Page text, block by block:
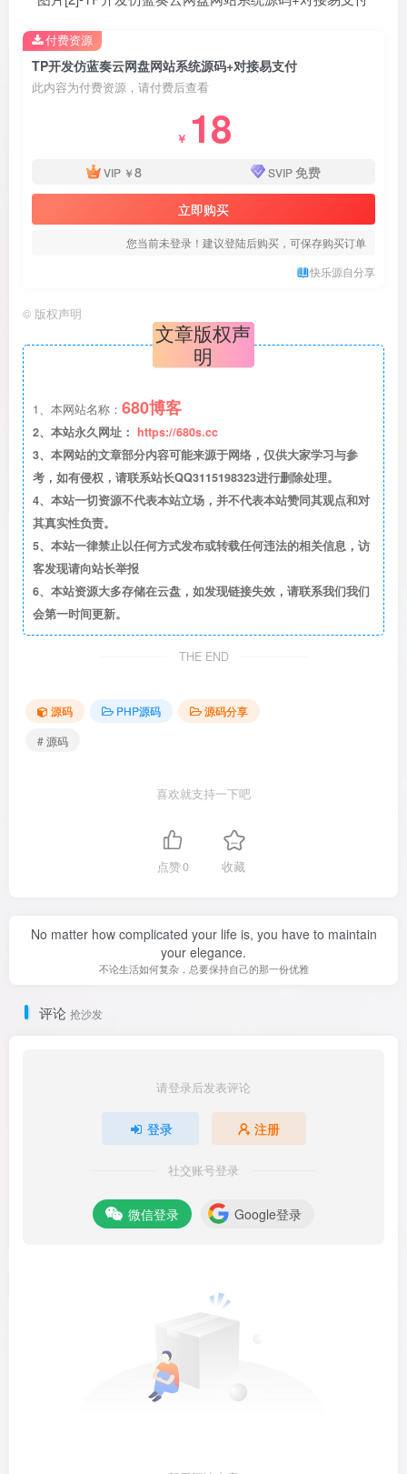
TP开发仿蓝奏云网盘网站系统源码+对接易支付
此内容为付费资源，请付费后查看
￥ 18
VIP ￥8 SVIP免费
立即购买
您当前未登录！建议登陆后购买，可保存购买订单
快乐源自分享
付费资源
© 版权声明
文章版权声
明
1、本网站名称： 680博客
2、本站永久网址： https://680s.cc
3、本网站的文章部分内容可能来源于网络，仅供大家学习与参
考，如有侵权，请联系站长QQ3115198323进行删除处理。
4、本站一切资源不代表本站立场，并不代表本站赞同其观点和对
其真实性负责。
5、本站一律禁止以任何方式发布或转载任何违法的相关信息，访
客发现请向站长举报
6、本站资源大多存储在云盘，如发现链接失效，请联系我们我们
会第一时间更新。
THE END
源码 PHP源码
源码分享
# 源码
喜欢就支持一下吧
点赞0 收藏
No matter how complicated your life is, you have to maintain
your elegance.
不论生活如何复杂，总要保持自己的那一份优雅
评论 抢沙发
请登录后发表评论
登录 注册
社交账号登录
微信登录 Google登录